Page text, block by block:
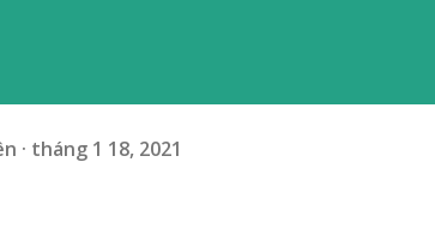
tháng 1 18, 2021